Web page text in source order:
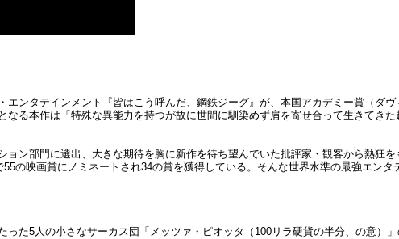
ンタテインメント『皆はこう呼んだ、鋼鉄ジーグ』が、本国アカデミー賞（ダ
る本作は「特殊な異能力を持つが故に世間に馴染めず肩を寄せ合って生きてき
ン部門に選出、大きな期待を胸に新作を待ち望んでいた批評家・観客から熱狂
の映画賞にノミネートされ34の賞を獲得している。そんな世界水準の最強エンタ
た5人の小さなサーカス団「メッツァ・ピオッタ（100リラ硬貨の半分、の意）